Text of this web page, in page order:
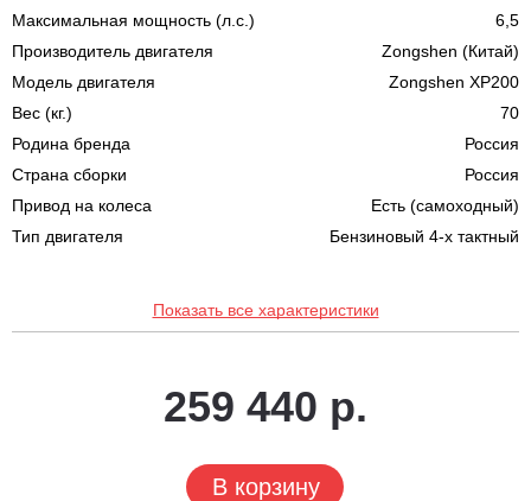
Максимальная мощность (л.с.)
6,5
Производитель двигателя
Zongshen (Китай)
Модель двигателя
Zongshen XP200
Вес (кг.)
70
Родина бренда
Россия
Страна сборки
Россия
Привод на колеса
Есть (самоходный)
Тип двигателя
Бензиновый 4-х тактный
Показать все характеристики
259 440 р.
В корзину